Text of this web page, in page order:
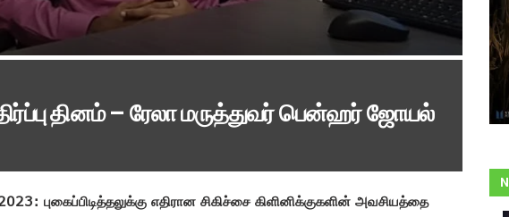
தினம் – ரேலா மருத்துவர் பென்ஹர் ஜோயல்
புகைப்பிடித்தலுக்கு எதிரான சிகிச்சை கிளினிக்குகளின் அவசியத்தை